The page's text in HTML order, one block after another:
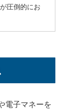
圧倒的にお
電子マネーを